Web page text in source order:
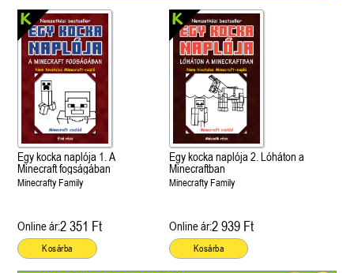
Egy kocka naplója 1. A
Minecraft fogságában
Minecrafty Family
Online ár:2 351 Ft
Kosárba
Egy kocka naplója 2. Lóháton a
Minecraftban
Minecrafty Family
Online ár:2 939 Ft
Kosárba